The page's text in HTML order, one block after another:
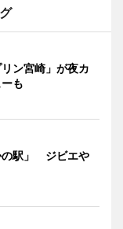
ン宮崎」が夜カ
も
の駅」 ジビエや